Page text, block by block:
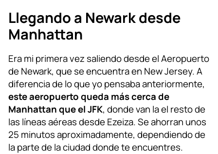
Llegando a Newark desde
Manhattan
Era mi primera vez saliendo desde el Aeropuerto
de Newark, que se encuentra en New Jersey. A
diferencia de lo que yo pensaba anteriormente,
este aeropuerto queda más cerca de
Manhattan que el JFK, donde van la el resto de
las líneas aéreas desde Ezeiza. Se ahorran unos
25 minutos aproximadamente, dependiendo de
la parte de la ciudad donde te encuentres.